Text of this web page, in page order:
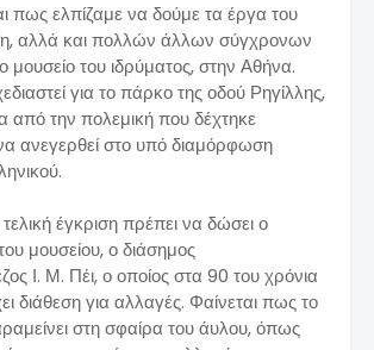
πως ελπίζαμε να δούμε τα έργα του
αλλά και πολλών άλλων σύγχρονων
του ιδρύματος, στην Αθήνα.
για το πάρκο της οδού Ρηγίλλης,
από την πολεμική που δέχτηκε
ανεγερθεί στο υπό διαμόρφωση
έγκριση πρέπει να δώσει ο
μουσείου, ο διάσημος
Ι. Μ. Πέι, ο οποίος στα 90 του χρόνια
διάθεση για αλλαγές. Φαίνεται πως το
στη σφαίρα του άυλου, όπως